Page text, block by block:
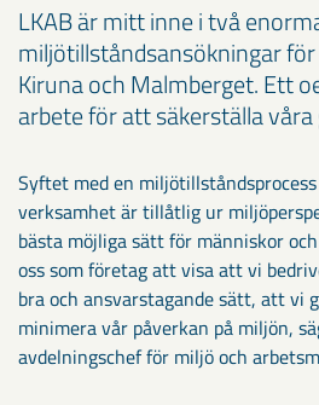
LKAB är mitt inne i två
miljötillståndsansökningar
Kiruna och Malmberget. Ett
arbete för att säkerställa
Syftet med en
verksamhet är tillåtlig ur
bästa möjliga sätt för människor
oss som företag att visa att vi
bra och ansvarstagande sätt, att vi
minimera vår påverkan på miljön,
avdelningschef för miljö och